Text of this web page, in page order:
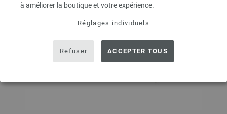
à améliorer la boutique et votre expérience.
Réglages individuels
Refuser ACCEPTER TOUS